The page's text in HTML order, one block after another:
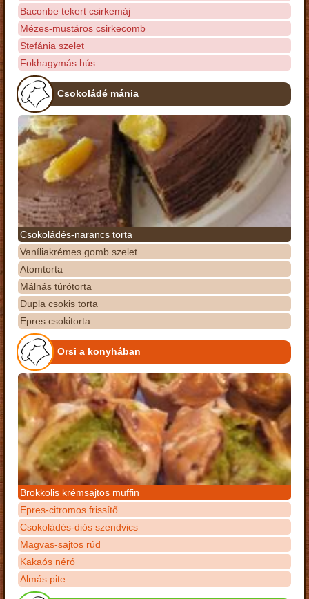
Baconbe tekert csirkemáj
Mézes-mustáros csirkecomb
Stefánia szelet
Fokhagymás hús
Csokoládé mánia
Csokoládés-narancs torta
Vaníliakrémes gomb szelet
Atomtorta
Málnás túrótorta
Dupla csokis torta
Epres csokitorta
Orsi a konyhában
Brokkolis krémsajtos muffin
Epres-citromos frissítő
Csokoládés-diós szendvics
Magvas-sajtos rúd
Kakaós néró
Almás pite